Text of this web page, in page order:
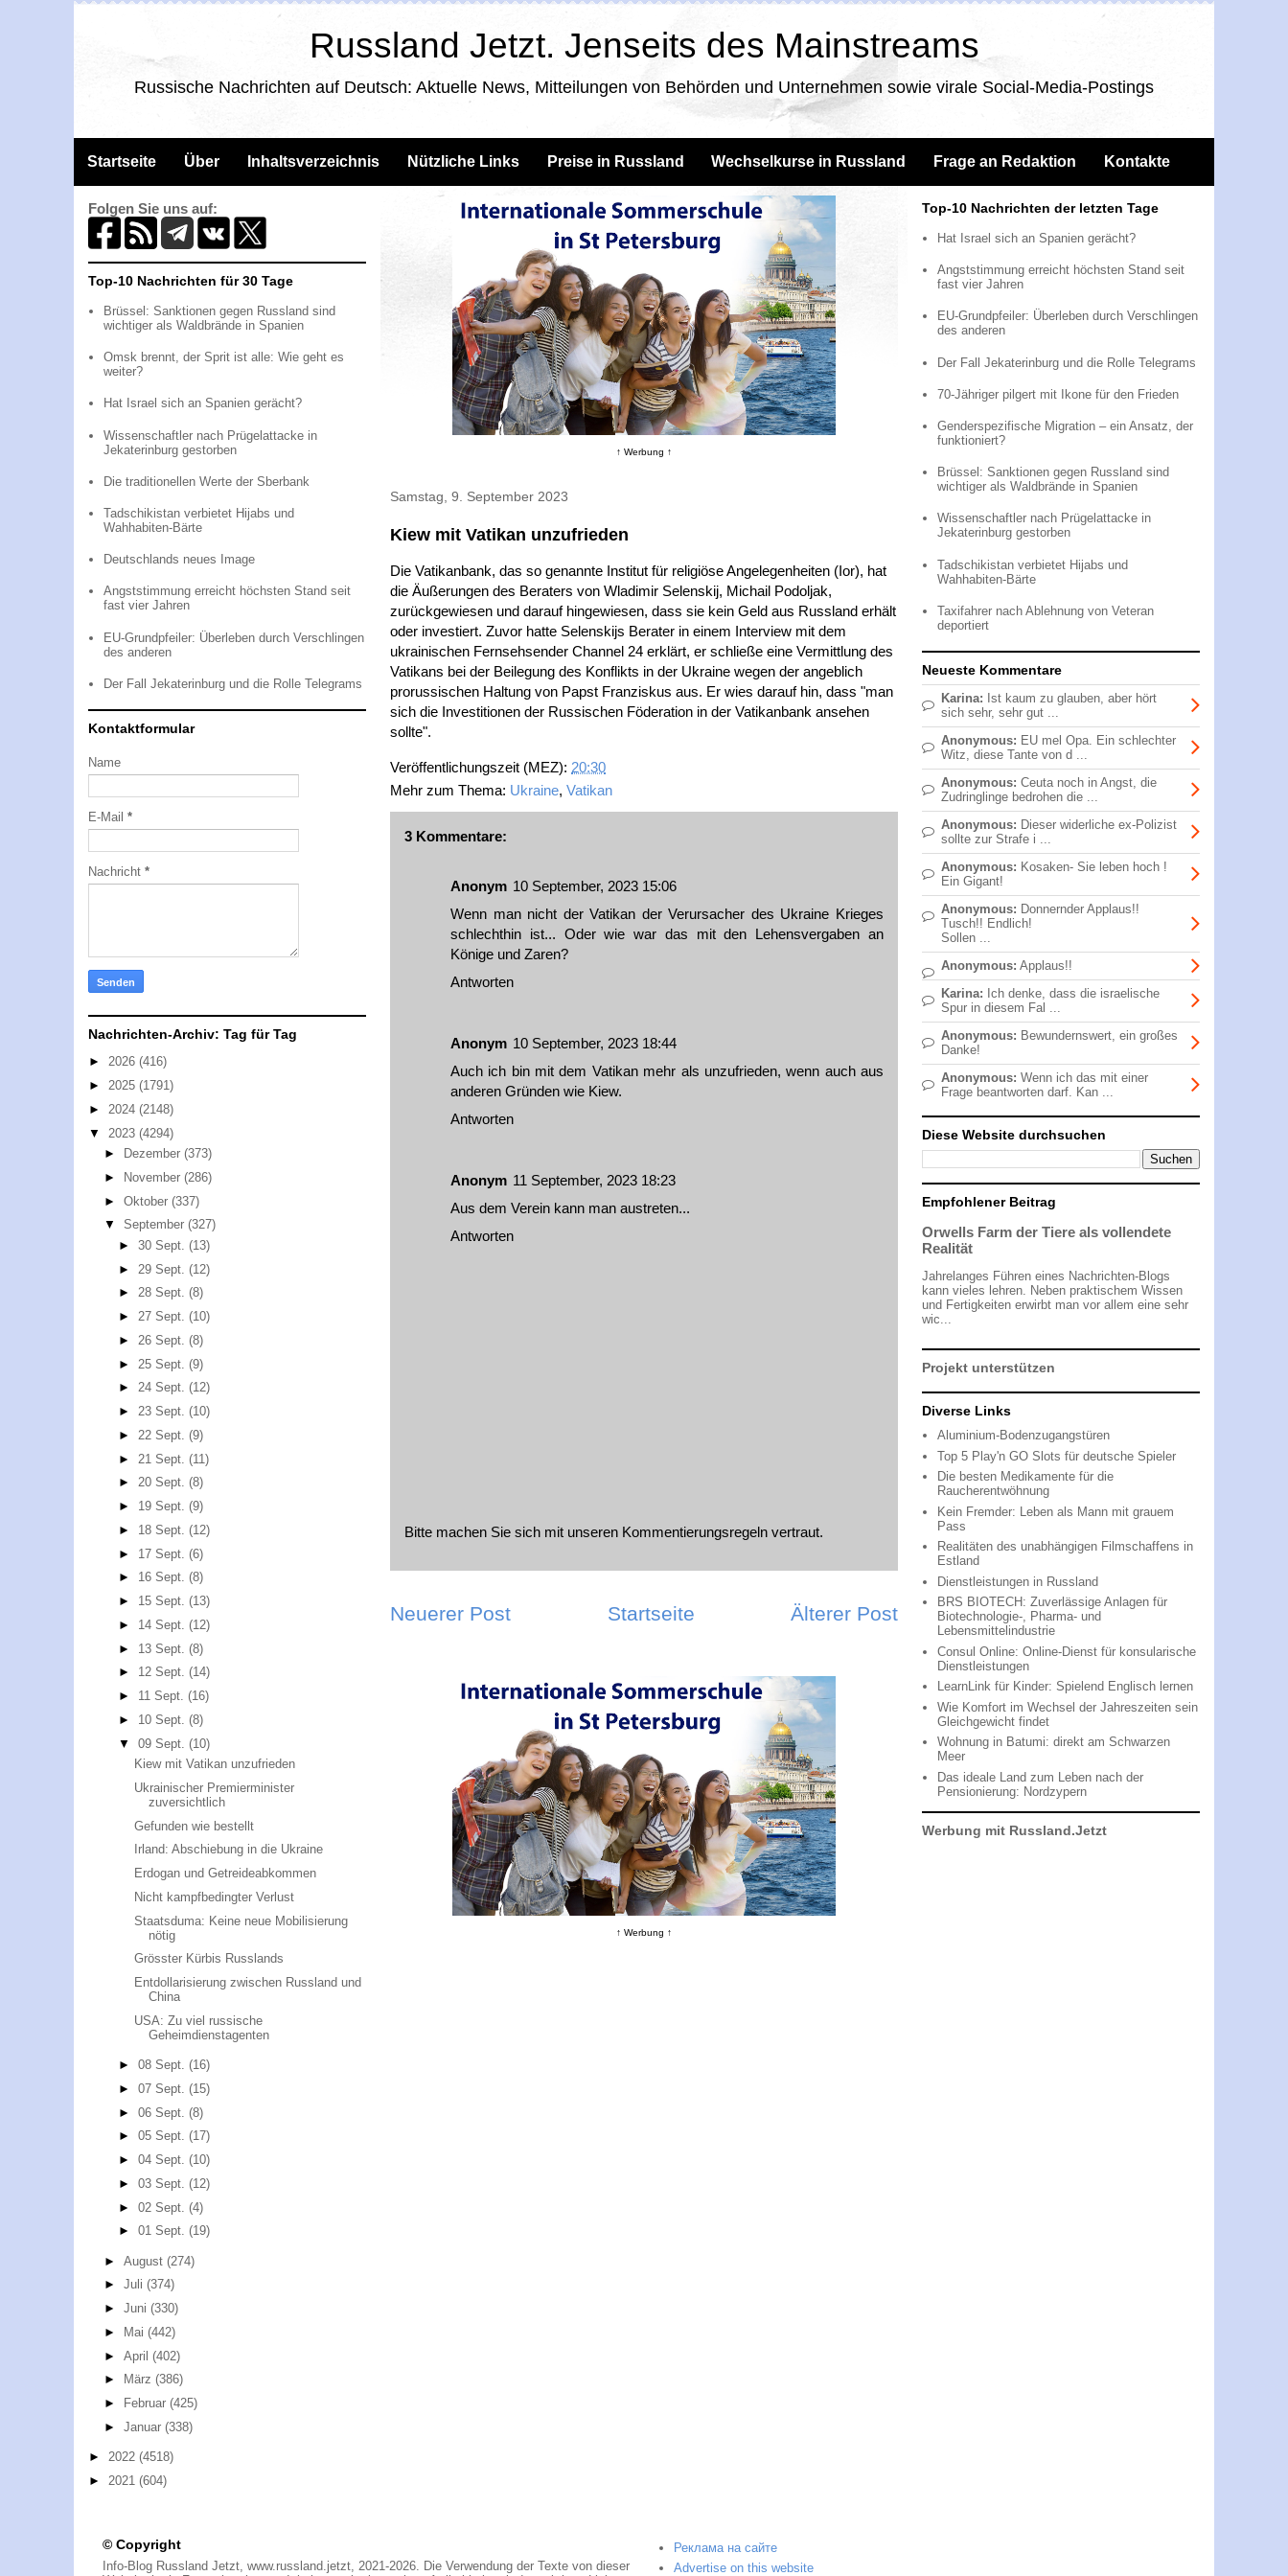
Russland Jetzt. Jenseits des Mainstreams
Russische Nachrichten auf Deutsch: Aktuelle News, Mitteilungen von Behörden und Unternehmen sowie virale Social-Media-Postings
Startseite Über Inhaltsverzeichnis Nützliche Links Preise in Russland Wechselkurse in Russland Frage an Redaktion Kontakte
↑ Werbung ↑
Samstag, 9. September 2023
Kiew mit Vatikan unzufrieden
Die Vatikanbank, das so genannte Institut für religiöse Angelegenheiten (Ior), hat
die Äußerungen des Beraters von Wladimir Selenskij, Michail Podoljak,
zurückgewiesen und darauf hingewiesen, dass sie kein Geld aus Russland erhält
oder investiert. Zuvor hatte Selenskijs Berater in einem Interview mit dem
ukrainischen Fernsehsender Channel 24 erklärt, er schließe eine Vermittlung des
Vatikans bei der Beilegung des Konflikts in der Ukraine wegen der angeblich
prorussischen Haltung von Papst Franziskus aus. Er wies darauf hin, dass "man
sich die Investitionen der Russischen Föderation in der Vatikanbank ansehen
sollte".
Veröffentlichungszeit (MEZ): 20:30
Mehr zum Thema: Ukraine, Vatikan
3 Kommentare:
Anonym 10 September, 2023 15:06
Wenn man nicht der Vatikan der Verursacher des Ukraine Krieges
schlechthin ist... Oder wie war das mit den Lehensvergaben an
Könige und Zaren?
Antworten
Anonym 10 September, 2023 18:44
Auch ich bin mit dem Vatikan mehr als unzufrieden, wenn auch aus
anderen Gründen wie Kiew.
Antworten
Anonym 11 September, 2023 18:23
Aus dem Verein kann man austreten...
Antworten
Bitte machen Sie sich mit unseren Kommentierungsregeln vertraut.
Neuerer Post Älterer Post
Startseite
↑ Werbung ↑
Folgen Sie uns auf:
Top-10 Nachrichten für 30 Tage
Brüssel: Sanktionen gegen Russland sind
wichtiger als Waldbrände in Spanien
Omsk brennt, der Sprit ist alle: Wie geht es
weiter?
Hat Israel sich an Spanien gerächt?
Wissenschaftler nach Prügelattacke in
Jekaterinburg gestorben
Die traditionellen Werte der Sberbank
Tadschikistan verbietet Hijabs und
Wahhabiten-Bärte
Deutschlands neues Image
Angststimmung erreicht höchsten Stand seit
fast vier Jahren
EU-Grundpfeiler: Überleben durch Verschlingen
des anderen
Der Fall Jekaterinburg und die Rolle Telegrams
Kontaktformular
Name
E-Mail *
Nachricht *
Nachrichten-Archiv: Tag für Tag
► 2026 (416)
► 2025 (1791)
► 2024 (2148)
▼ 2023 (4294)
►
Dezember (373)
►
November (286)
► Oktober (337)
▼ September (327)
►30 Sept.(13)
► 29 Sept.(12)
►28 Sept.(8)
►27 Sept.(10)
► 26 Sept.(8)
► 25 Sept.(9)
►24 Sept.(12)
►23 Sept.(10)
► 22 Sept.(9)
► 21 Sept.(11)
►20 Sept.(8)
► 19 Sept.(9)
► 18 Sept.(12)
► 17 Sept.(6)
► 16 Sept.(8)
► 15 Sept.(13)
► 14 Sept.(12)
► 13 Sept.(8)
► 12 Sept.(14)
► 11 Sept.(16)
► 10 Sept.(8)
▼09 Sept.(10)
Kiew mit Vatikan unzufrieden
Ukrainischer Premierminister
zuversichtlich
Gefunden wie bestellt
Irland: Abschiebung in die Ukraine
Erdogan und Getreideabkommen
Nicht kampfbedingter Verlust
Staatsduma: Keine neue Mobilisierung
nötig
Grösster Kürbis Russlands
Entdollarisierung zwischen Russland und
China
USA: Zu viel russische
Geheimdienstagenten
►08 Sept.(16)
►07 Sept.(15)
►06 Sept.(8)
►05 Sept.(17)
►04 Sept.(10)
►03 Sept.(12)
►02 Sept.(4)
►01 Sept.(19)
► August (274)
► Juli (374)
► Juni (330)
►
Mai (442)
► April (402)
►
März (386)
►
Februar (425)
► Januar (338)
► 2022 (4518)
► 2021 (604)
Top-10 Nachrichten der letzten Tage
Hat Israel sich an Spanien gerächt?
Angststimmung erreicht höchsten Stand seit
fast vier Jahren
EU-Grundpfeiler: Überleben durch Verschlingen
des anderen
Der Fall Jekaterinburg und die Rolle Telegrams
70-Jähriger pilgert mit Ikone für den Frieden
Genderspezifische Migration – ein Ansatz, der
funktioniert?
Brüssel: Sanktionen gegen Russland sind
wichtiger als Waldbrände in Spanien
Wissenschaftler nach Prügelattacke in
Jekaterinburg gestorben
Tadschikistan verbietet Hijabs und
Wahhabiten-Bärte
Taxifahrer nach Ablehnung von Veteran
deportiert
Neueste Kommentare
Karina: Ist kaum zu glauben, aber hört
sich sehr, sehr gut ...
Anonymous: EU mel Opa. Ein schlechter
Witz, diese Tante von d ...
Anonymous: Ceuta noch in Angst, die
Zudringlinge bedrohen die ...
Anonymous: Dieser widerliche ex-Polizist
sollte zur Strafe i ...
Anonymous: Kosaken- Sie leben hoch !
Ein Gigant!
Anonymous: Donnernder Applaus!!
Tusch!! Endlich!
Sollen ...
Anonymous: Applaus!!
Karina: Ich denke, dass die israelische
Spur in diesem Fal ...
Anonymous: Bewundernswert, ein großes
Danke!
Anonymous: Wenn ich das mit einer
Frage beantworten darf. Kan ...
Diese Website durchsuchen
Empfohlener Beitrag
Orwells Farm der Tiere als vollendete
Realität
Jahrelanges Führen eines Nachrichten-Blogs
kann vieles lehren. Neben praktischem Wissen
und Fertigkeiten erwirbt man vor allem eine sehr
wic...
Projekt unterstützen
Diverse Links
Aluminium-Bodenzugangstüren
Top 5 Play'n GO Slots für deutsche Spieler
Die besten Medikamente für die
Raucherentwöhnung
Kein Fremder: Leben als Mann mit grauem
Pass
Realitäten des unabhängigen Filmschaffens in
Estland
Dienstleistungen in Russland
BRS BIOTECH: Zuverlässige Anlagen für
Biotechnologie-, Pharma- und
Lebensmittelindustrie
Consul Online: Online-Dienst für konsularische
Dienstleistungen
LearnLink für Kinder: Spielend Englisch lernen
Wie Komfort im Wechsel der Jahreszeiten sein
Gleichgewicht findet
Wohnung in Batumi: direkt am Schwarzen
Meer
Das ideale Land zum Leben nach der
Pensionierung: Nordzypern
Werbung mit Russland.Jetzt
© Copyright
Info-Blog Russland Jetzt, www.russland.jetzt, 2021-2026. Die Verwendung der Texte von dieser
Реклама на сайте
Advertise on this website